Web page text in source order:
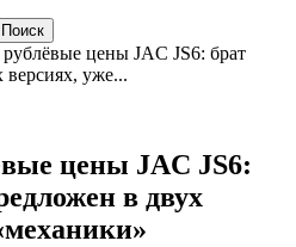
цены JAC JS6: брат
уже...
цены JAC JS6:
в двух